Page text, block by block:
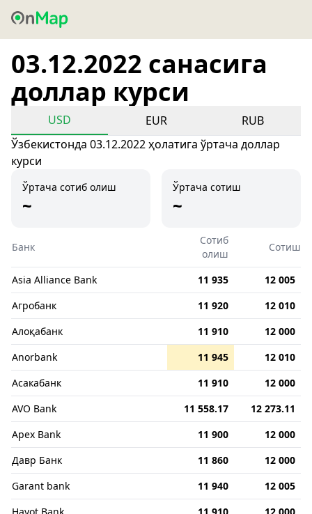
03.12.2022 санасига
доллар курси
USD EUR
RUB
Ўзбекистонда 03.12.2022 ҳолатига ўртача доллар
курси
Ўртача сотиб олиш
~
Ўртача сотиш
~
Банк
Сотиб
олиш
Сотиш
Asia Alliance Bank 11 935
12 005
Агробанк
11 920
12 010
Алоқабанк
11 910
12 000
Anorbank
11 945
12 010
Асакабанк
11 910
12 000
AVO Bank
11 558.17
12 273.11
Apex Bank
11 900
12 000
Давр Банк
11 860
12 000
Garant bank
11 940
12 005